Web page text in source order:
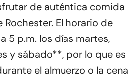
de auténtica comida
Rochester. El horario de
5 p.m. los días martes,
y sábado**, por lo que es
el almuerzo o la cena